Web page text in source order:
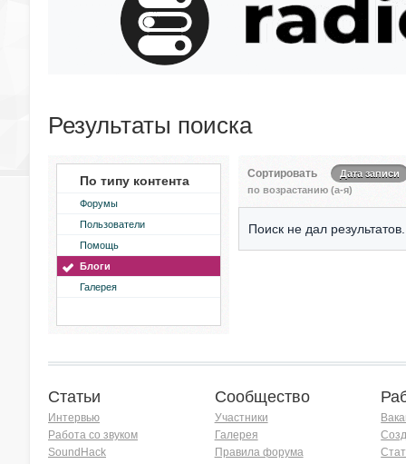
Результаты поиска
По типу контента
Форумы
Пользователи
Помощь
Блоги
Галерея
Сортировать
Дата записи
по возрастанию (а-я)
Поиск не дал результатов.
Статьи
Интервью
Работа со звуком
SoundHack
Сообщество
Участники
Галерея
Правила форума